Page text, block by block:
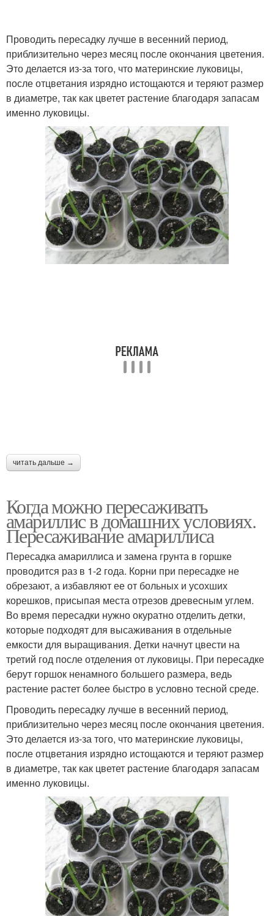
Проводить пересадку лучше в весенний период,
приблизительно через месяц после окончания цветения.
Это делается из-за того, что материнские луковицы,
после отцветания изрядно истощаются и теряют размер
в диаметре, так как цветет растение благодаря запасам
именно луковицы.
читать дальше →
Когда можно пересаживать
амариллис в домашних условиях.
Пересаживание амариллиса
Пересадка амариллиса и замена грунта в горшке
проводится раз в 1-2 года. Корни при пересадке не
обрезают, а избавляют ее от больных и усохших
корешков, присыпая места отрезов древесным углем.
Во время пересадки нужно окуратно отделить детки,
которые подходят для высаживания в отдельные
емкости для выращивания. Детки начнут цвести на
третий год после отделения от луковицы. При пересадке
берут горшок ненамного большего размера, ведь
растение растет более быстро в условно тесной среде.
Проводить пересадку лучше в весенний период,
приблизительно через месяц после окончания цветения.
Это делается из-за того, что материнские луковицы,
после отцветания изрядно истощаются и теряют размер
в диаметре, так как цветет растение благодаря запасам
именно луковицы.